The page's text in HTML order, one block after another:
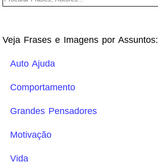
Veja Frases e Imagens por Assuntos:
Auto Ajuda
Comportamento
Grandes Pensadores
Motivação
Vida